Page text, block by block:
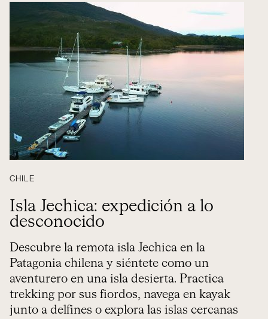
CHILE
Isla Jechica: expedición a lo
desconocido
Descubre la remota isla Jechica en la
Patagonia chilena y siéntete como un
aventurero en una isla desierta. Practica
trekking por sus fiordos, navega en kayak
junto a delfines o explora las islas cercanas